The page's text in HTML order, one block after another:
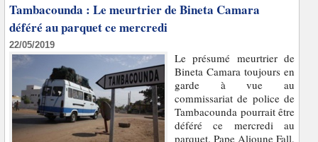
Tambacounda : Le meurtrier de Bineta Camara
déféré au parquet ce mercredi
22/05/2019
Le présumé meurtrier de
Bineta Camara toujours en
garde à vue au
commissariat de police de
Tambacounda pourrait être
déféré ce mercredi au
parquet. Pape Alioune Fall,